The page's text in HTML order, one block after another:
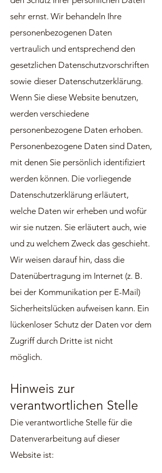
sehr ernst. Wir behandeln Ihre
personenbezogenen Daten
vertraulich und entsprechend den
gesetzlichen Datenschutzvorschriften
sowie dieser Datenschutzerklärung.
Wenn Sie diese Website benutzen,
werden verschiedene
personenbezogene Daten erhoben.
Personenbezogene Daten sind Daten,
mit denen Sie persönlich identifiziert
werden können. Die vorliegende
Datenschutzerklärung erläutert,
welche Daten wir erheben und wofür
wir sie nutzen. Sie erläutert auch, wie
und zu welchem Zweck das geschieht.
Wir weisen darauf hin, dass die
Datenübertragung im Internet (z. B.
bei der Kommunikation per E-Mail)
Sicherheitslücken aufweisen kann. Ein
lückenloser Schutz der Daten vor dem
Zugriff durch Dritte ist nicht
möglich.
Hinweis zur
verantwortlichen Stelle
Die verantwortliche Stelle für die
Datenverarbeitung auf dieser
Website ist: